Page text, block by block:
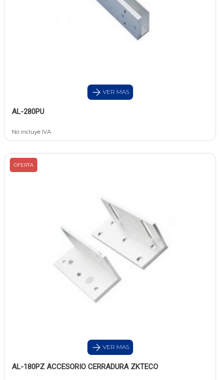
VER MAS
AL-280PU
No incluye IVA
OFERTA
VER MAS
AL-180PZ ACCESORIO CERRADURA ZKTECO